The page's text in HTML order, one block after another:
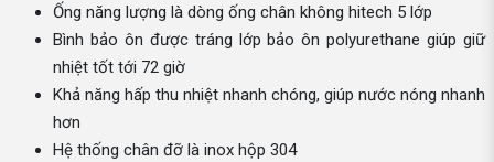
Ống năng lượng là dòng ống chân không hitech 5 lớp
Bình bảo ôn được tráng lớp bảo ôn polyurethane giúp giữ
nhiệt tốt tới 72 giờ
Khả năng hấp thu nhiệt nhanh chóng, giúp nước nóng nhanh
hơn
Hệ thống chân đỡ là inox hộp 304